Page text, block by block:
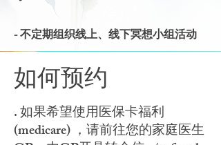
​- 不定期组织线上、线下冥想小组活动
如何预约
. 如果希望使用医保卡福利
(medicare) ，请前往您的家庭医生